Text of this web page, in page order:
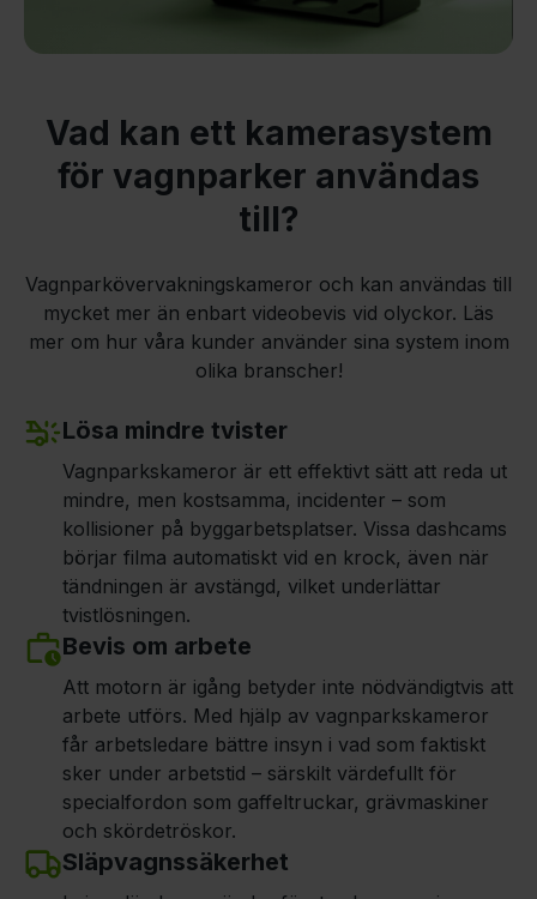
Vad kan ett kamerasystem
för vagnparker användas
till?
Vagnparkövervakningskameror och kan användas till
mycket mer än enbart videobevis vid olyckor. Läs
mer om hur våra kunder använder sina system inom
olika branscher!
Lösa mindre tvister
Vagnparkskameror är ett effektivt sätt att reda ut
mindre, men kostsamma, incidenter – som
kollisioner på byggarbetsplatser. Vissa dashcams
börjar filma automatiskt vid en krock, även när
tändningen är avstängd, vilket underlättar
tvistlösningen.
Bevis om arbete
Att motorn är igång betyder inte nödvändigtvis att
arbete utförs. Med hjälp av vagnparkskameror
får arbetsledare bättre insyn i vad som faktiskt
sker under arbetstid – särskilt värdefullt för
specialfordon som gaffeltruckar, grävmaskiner
och skördetröskor.
Släpvagnssäkerhet